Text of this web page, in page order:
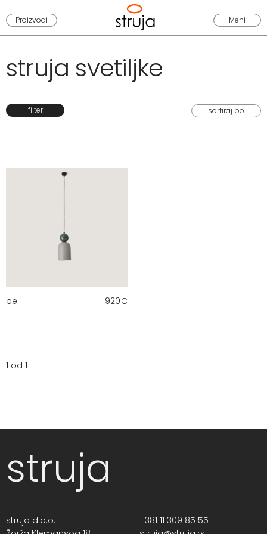
Proizvodi Meni
struja svetiljke
filter
bell 920€
1 od 1
struja
struja d.o.o.
+381 11 309 85 55